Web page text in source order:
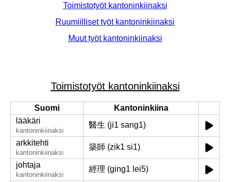
Toimistotyöt kantoninkiinaksi
Ruumiilliset työt kantoninkiinaksi
Muut työt kantoninkiinaksi
Toimistotyöt kantoninkiinaksi
Suomi
Kantoninkiina
lääkäri
kantoninkiinaksi
醫生 (ji1 sang1)
arkkitehti
kantoninkiinaksi
築師 (zik1 si1)
johtaja
kantoninkiinaksi
經理 (ging1 lei5)